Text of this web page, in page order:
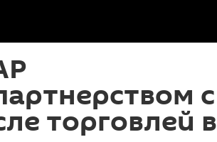
с
торговлей в